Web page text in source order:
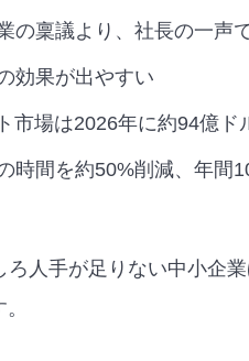
の稟議より、社長の一声
効果が出やすい
市場は2026年に約94億ド
時間を約50%削減、年間
ろ人手が足りない中小企